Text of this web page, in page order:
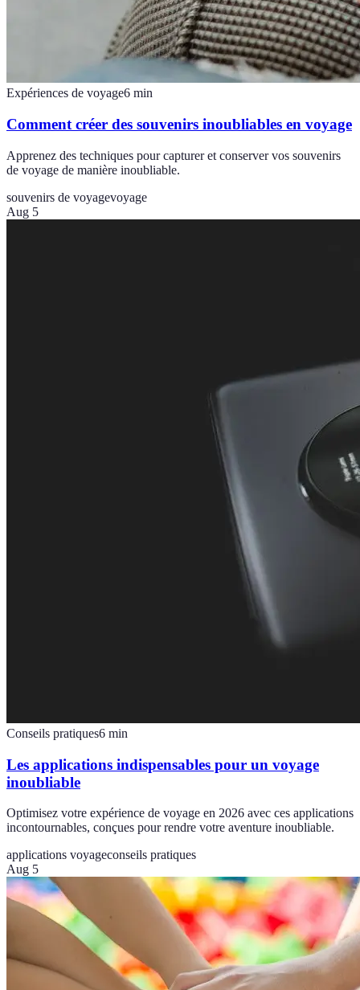
Expériences de voyage6 min
Comment créer des souvenirs inoubliables en voyage
Apprenez des techniques pour capturer et conserver vos souvenirs
de voyage de manière inoubliable.
souvenirs de voyagevoyage
Aug 5
Conseils pratiques6 min
Les applications indispensables pour un voyage
inoubliable
Optimisez votre expérience de voyage en 2026 avec ces applications
incontournables, conçues pour rendre votre aventure inoubliable.
applications voyageconseils pratiques
Aug 5